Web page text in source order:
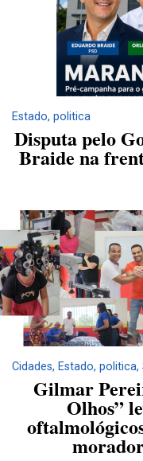
Estado, politica
Disputa pelo
Braide na
Cidades, Estado, politica,
Gilmar
Olhos”